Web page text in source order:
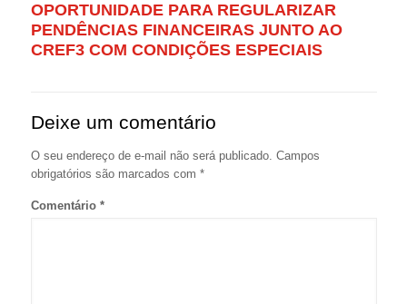
OPORTUNIDADE PARA REGULARIZAR
PENDÊNCIAS FINANCEIRAS JUNTO AO
CREF3 COM CONDIÇÕES ESPECIAIS
Deixe um comentário
O seu endereço de e-mail não será publicado. Campos
obrigatórios são marcados com *
Comentário *